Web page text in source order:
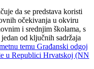
da se predstava koristi
očekivanja u okviru
i srednjim školama, s
od ključnih sadržaja
temu Građanski odgoj
u Republici Hrvatskoj (NN